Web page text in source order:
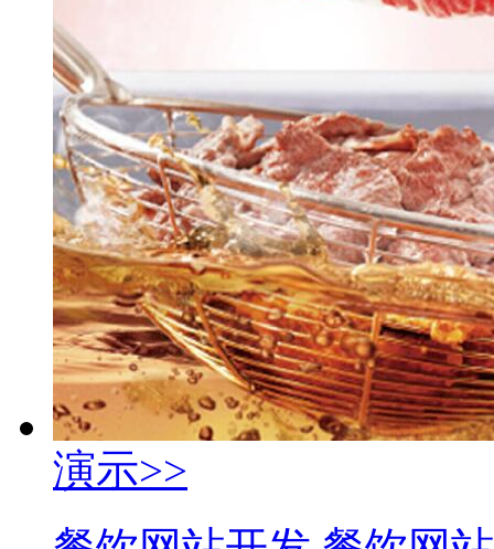
演示>>